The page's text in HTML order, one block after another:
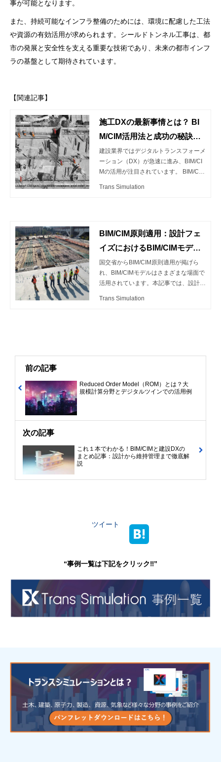
事が可能となります。
また、持続可能なインフラ整備のためには、環境に配慮した工法
や資源の有効活用が求められます。シールドトンネル工事は、都
市の発展と安全性を支える重要な技術であり、未来の都市インフ
ラの基盤として期待されています。
【関連記事】
施工DXの最新事情とは？ BI
M/CIM活用法と成功の秘訣を
ご紹介
建設業界ではデジタルトランスフォーメ
ーション（DX）が急速に進み、BIM/CI
Mの活用が注目されています。 BIM/CIM
階においても、情報を充実させながらこ
れを活用・共有することで、受発注者双
す。国土交通省が推進する施策「i-Cons
truction」の一環として推進されていま
す。 この記事では、施工フェーズにお
けるBIM/CIMのトレンドと、BIM/CIM導
Trans Simulation
BIM/CIM原則適用：設計フェ
イズにおけるBIM/CIMモデル
の作成・活用
国交省からBIM/CIM原則適用が掲げら
れ、BIM/CIMモデルはさまざまな場面で
活用されています。本記事では、設計フ
Trans Simulation
前の記事
Reduced Order Model（ROM）とは？大
規模計算分野とデジタルツインでの活用例
次の記事
これ１本でわかる！BIM/CIMと建設DXの
まとめ記事：設計から維持管理まで徹底解
説
ツイート
“事例一覧は下記をクリック‼”